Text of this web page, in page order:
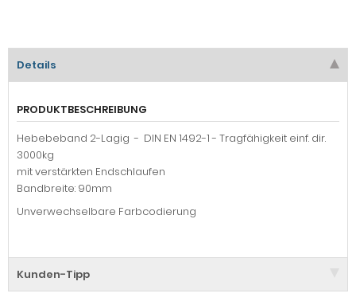
Details
PRODUKTBESCHREIBUNG
Hebebeband 2-Lagig - DIN EN 1492-1 - Tragfähigkeit einf. dir.
3000kg
mit verstärkten Endschlaufen
Bandbreite: 90mm
Unverwechselbare Farbcodierung
Kunden-Tipp